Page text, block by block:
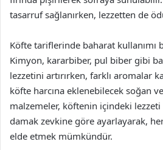
tasarruf sağlanırken, lezzetten de
Köfte tariflerinde baharat kullanımı
Kimyon, kararbiber, pul biber gibi
lezzetini artırırken, farklı aromalar
köfte harcına eklenebilecek soğan
malzemeler, köftenin içindeki
damak zevkine göre ayarlayarak,
elde etmek mümkündür.